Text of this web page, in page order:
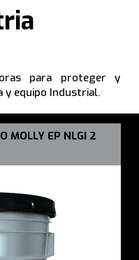
para proteger y
y equipo Industrial.
MOLLY EP NLGI 2